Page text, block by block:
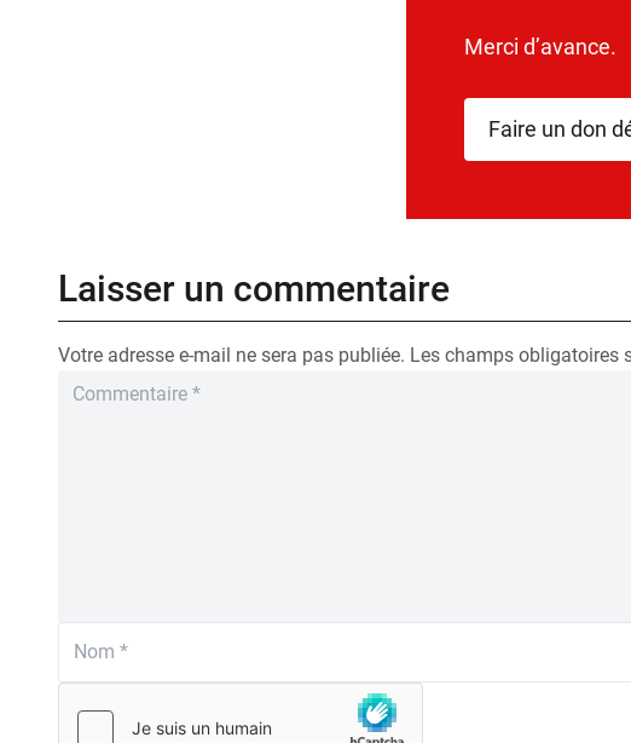
Merci d’avance.
Faire un don
Laisser un commentaire
Votre adresse e-mail ne sera pas publiée. Les champs obligatoires